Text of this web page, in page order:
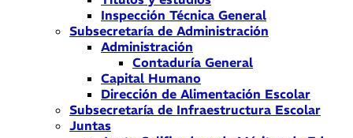
Inspección Técnica General
Subsecretaría de Administración
Administración
Contaduría General
Capital Humano
Dirección de Alimentación Escolar
Subsecretaría de Infraestructura Escolar
Juntas